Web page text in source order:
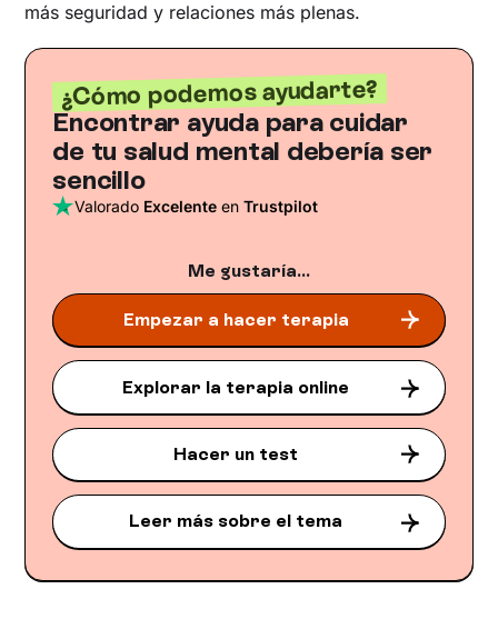
más seguridad y relaciones más plenas.
¿Cómo podemos ayudarte?
Encontrar ayuda para cuidar
de tu salud mental debería ser
sencillo
Valorado Excelente enTrustpilot
Me gustaría...
Empezar a hacer terapia
Explorar la terapia online
Hacer un test
Leer más sobre el tema